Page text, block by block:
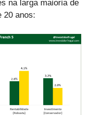
na larga maioria de
20 anos: